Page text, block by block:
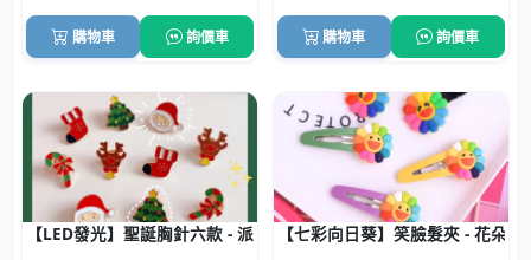
購物車 詢價車 購物車 詢價車
【LED發光】聖誕胸針六款 - 派對閃亮裝飾【七彩向日葵】笑臉髮夾 - 花朵